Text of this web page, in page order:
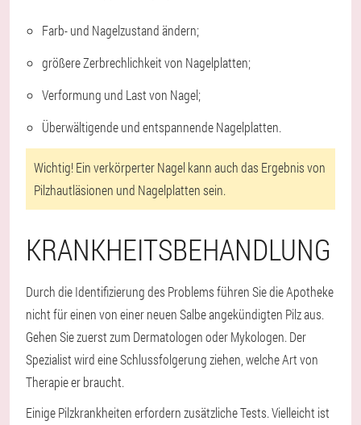
Farb- und Nagelzustand ändern;
größere Zerbrechlichkeit von Nagelplatten;
Verformung und Last von Nagel;
Überwältigende und entspannende Nagelplatten.
Wichtig! Ein verkörperter Nagel kann auch das Ergebnis von
Pilzhautläsionen und Nagelplatten sein.
KRANKHEITSBEHANDLUNG
Durch die Identifizierung des Problems führen Sie die Apotheke
nicht für einen von einer neuen Salbe angekündigten Pilz aus.
Gehen Sie zuerst zum Dermatologen oder Mykologen. Der
Spezialist wird eine Schlussfolgerung ziehen, welche Art von
Therapie er braucht.
Einige Pilzkrankheiten erfordern zusätzliche Tests. Vielleicht ist